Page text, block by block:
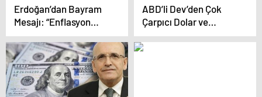
Erdoğan’dan Bayram
Mesajı: “Enflasyon
Canavarından
Kurtulacağız”
ABD’li Dev’den Çok
Çarpıcı Dolar ve
Enflasyon Tahmini!
Faiz Ne Zaman İnecek?